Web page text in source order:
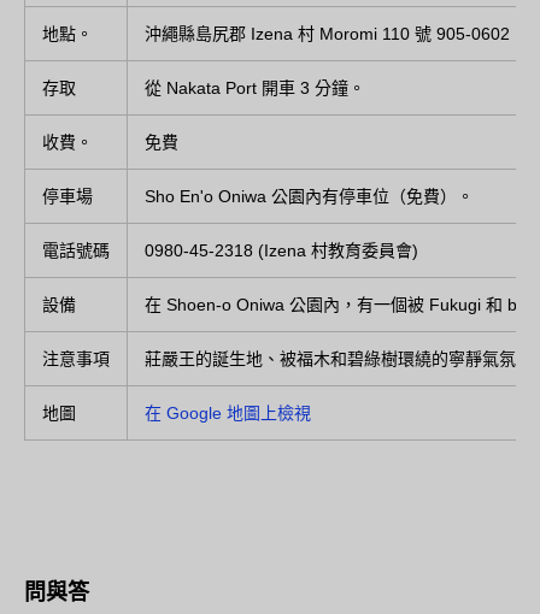
地點。 沖繩縣島尻郡 Izena 村 Moromi 110 號 905-0602
存取 從 Nakata Port 開車 3 分鐘。
收費。 免費
停車場 Sho En'o Oniwa 公園內有停車位（免費）。
電話號碼 0980-45-2318 (Izena 村教育委員會)
設備 在 Shoen-o Oniwa 公園內，有一個被 Fukugi 和
注意事項 莊嚴王的誕生地、被福木和碧綠樹環繞的寧靜氣氛
地圖 在 Google 地圖上檢視
問與答